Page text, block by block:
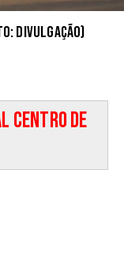
Divulgação)
Centro de